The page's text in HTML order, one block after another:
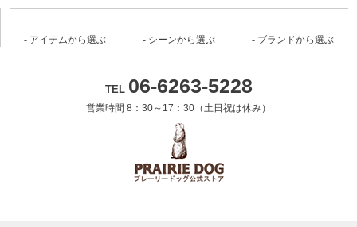
アイテムから選ぶ シーンから選ぶ ブランドから選ぶ
TEL 06-6263-5228
営業時間 8：30～17：30（土日祝は休み）